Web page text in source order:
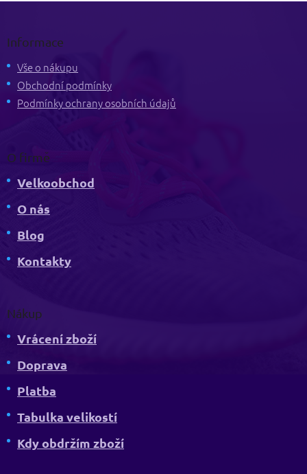
Informace
Vše o nákupu
Obchodní podmínky
Podmínky ochrany osobních údajů
O firmě
Velkoobchod
O nás
Blog
Kontakty
Nákup
Vrácení zboží
Doprava
Platba
Tabulka velikostí
Kdy obdržím zboží